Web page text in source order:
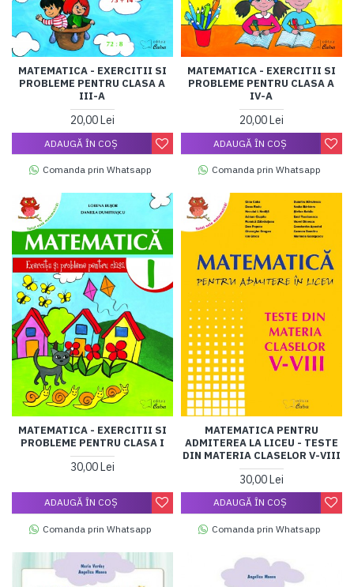
MATEMATICA - EXERCITII SI
PROBLEME PENTRU CLASA A
III-A
20,00 Lei
ADAUGĂ ÎN COŞ
Comanda prin Whatsapp
MATEMATICA - EXERCITII SI
PROBLEME PENTRU CLASA A
IV-A
20,00 Lei
ADAUGĂ ÎN COŞ
Comanda prin Whatsapp
MATEMATICA - EXERCITII SI
PROBLEME PENTRU CLASA I
30,00 Lei
ADAUGĂ ÎN COŞ
Comanda prin Whatsapp
MATEMATICA PENTRU
ADMITEREA LA LICEU - TESTE
DIN MATERIA CLASELOR V-VIII
30,00 Lei
ADAUGĂ ÎN COŞ
Comanda prin Whatsapp